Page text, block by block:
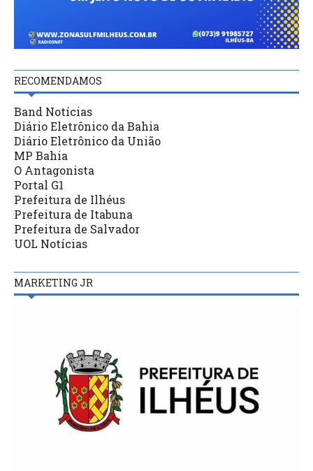
RECOMENDAMOS
Band Notícias
Diário Eletrônico da Bahia
Diário Eletrônico da União
MP Bahia
O Antagonista
Portal G1
Prefeitura de Ilhéus
Prefeitura de Itabuna
Prefeitura de Salvador
UOL Notícias
MARKETING JR